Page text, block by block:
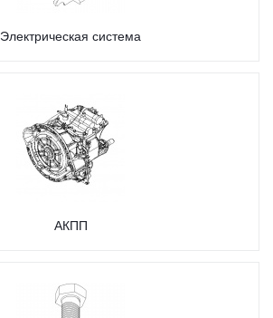
Электрическая система
АКПП